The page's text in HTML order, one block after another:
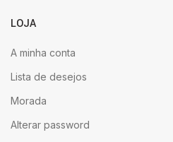
LOJA
A minha conta
Lista de desejos
Morada
Alterar password